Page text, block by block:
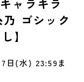
ャラキラ
ゴシック
】
日(水) 23:59ま